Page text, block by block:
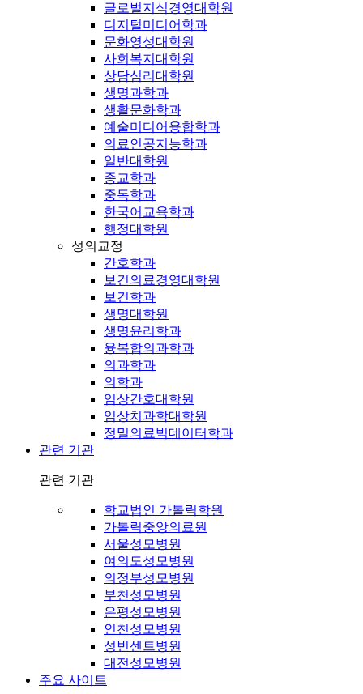
글로벌지식경영대학원
디지털미디어학과
문화영성대학원
사회복지대학원
상담심리대학원
생명과학과
생활문화학과
예술미디어융합학과
의료인공지능학과
일반대학원
종교학과
중독학과
한국어교육학과
행정대학원
성의교정
간호학과
보건의료경영대학원
보건학과
생명대학원
생명윤리학과
융복합의과학과
의과학과
의학과
임상간호대학원
임상치과학대학원
정밀의료빅데이터학과
관련 기관
관련 기관
학교법인 가톨릭학원
가톨릭중앙의료원
서울성모병원
여의도성모병원
의정부성모병원
부천성모병원
은평성모병원
인천성모병원
성빈센트병원
대전성모병원
주요 사이트